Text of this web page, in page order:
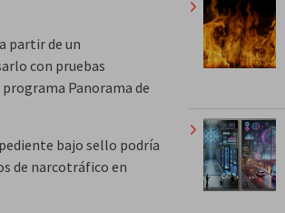
partir de un
con pruebas
Panorama de
bajo sello podría
de narcotráfico en